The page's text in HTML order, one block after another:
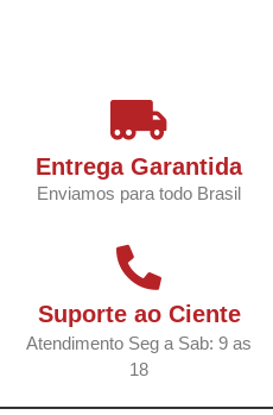
Entrega Garantida
Enviamos para todo Brasil
Suporte ao Ciente
Atendimento Seg a Sab: 9 as
18